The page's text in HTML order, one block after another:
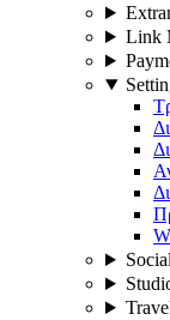
Link
Social